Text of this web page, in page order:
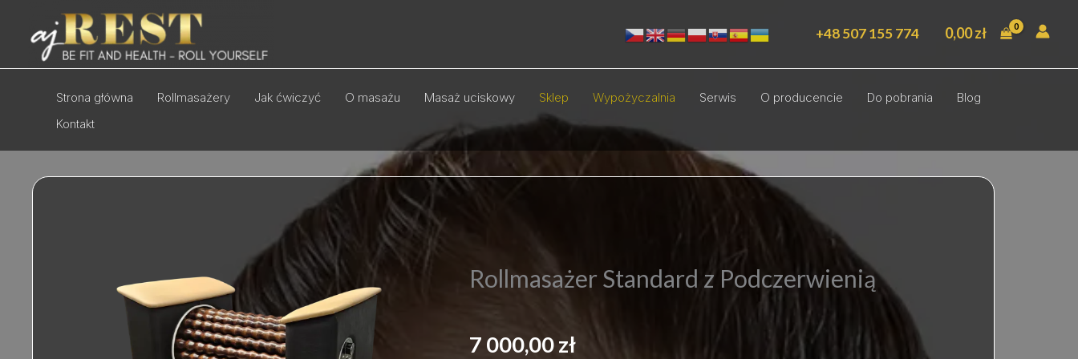
treści
+48 507 155 774 0,00zł
Strona główna Rollmasażery Jak ćwiczyć O masażu Masaż uciskowy Sklep Wypożyczalnia Serwis O producencie Do pobrania
Blog
Kontakt
Rollmasażer Standard z Podczerwienią
7 000,00zł